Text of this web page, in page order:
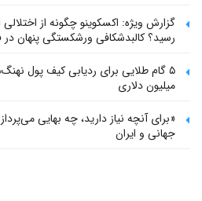
گزارش ویژه: اکسکوینو چگونه از
رسید؟ کالبدشکافی ورشکستگی پنهان در
۵ گام طلایی برای ردیابی کیف پول‌
میلیون دلاری
«برای آنچه نیاز دارید، چه بهایی
جهانی و ایران